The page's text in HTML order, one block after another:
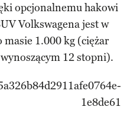
opcjonalnemu hakowi
Volkswagena jest w
masie 1.000 kg (ciężar
12 stopni).